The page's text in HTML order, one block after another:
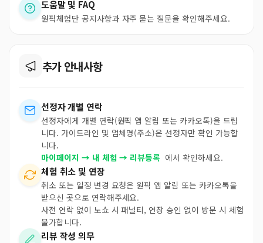
도움말 및 FAQ
원픽체험단 공지사항과 자주 묻는 질문을 확인해주세요.
추가 안내사항
선정자 개별 연락
선정자에게 개별 연락(원픽 앱 알림 또는 카카오톡)을 드립
니다. 가이드라인 및 업체명(주소)은 선정자만 확인 가능합
니다.
마이페이지 → 내 체험 → 리뷰등록 에서 확인하세요.
체험 취소 및 연장
취소 또는 일정 변경 요청은 원픽 앱 알림 또는 카카오톡을
받으신 곳으로 연락해주세요.
사전 연락 없이 노쇼 시 패널티, 연장 승인 없이 방문 시 체험
불가합니다.
리뷰 작성 의무